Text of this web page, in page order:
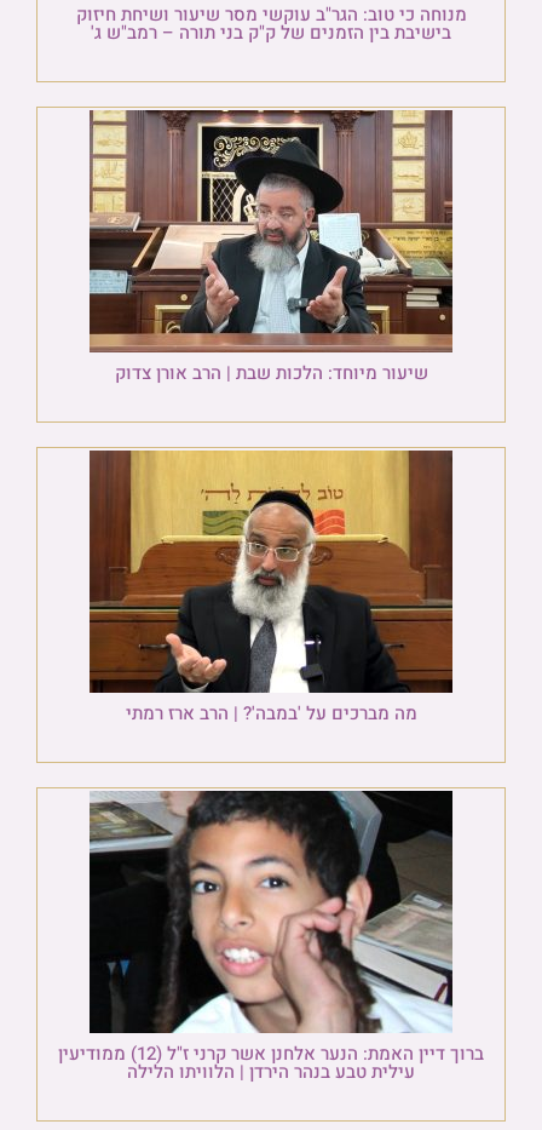
מנוחה כי טוב: הגר"ב עוקשי מסר שיעור ושיחת חיזוק
בישיבת בין הזמנים של ק"ק בני תורה – רמב"ש ג'
שיעור מיוחד: הלכות שבת | הרב אורן צדוק
מה מברכים על 'במבה'? | הרב ארז רמתי
ברוך דיין האמת: הנער אלחנן אשר קרני ז"ל (12) ממודיעין
עילית טבע בנהר הירדן | הלוויתו הלילה